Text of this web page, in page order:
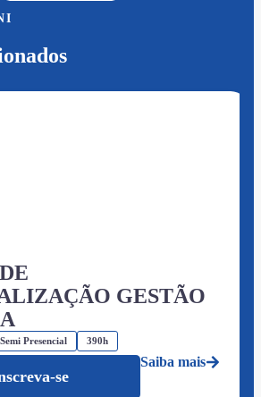
GESTÃO
Presencial 390h
se
Saiba mais